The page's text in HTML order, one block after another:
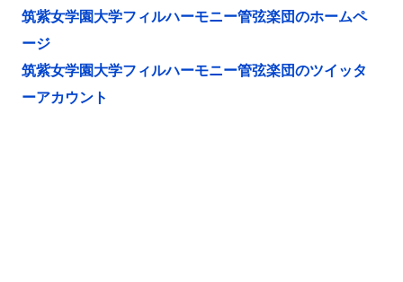
筑紫女学園大学フィルハーモニー管弦楽団のホームペ
ージ
筑紫女学園大学フィルハーモニー管弦楽団のツイッタ
ーアカウント